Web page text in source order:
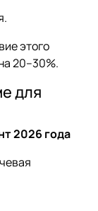
этого
20–30%.
для
2026 года